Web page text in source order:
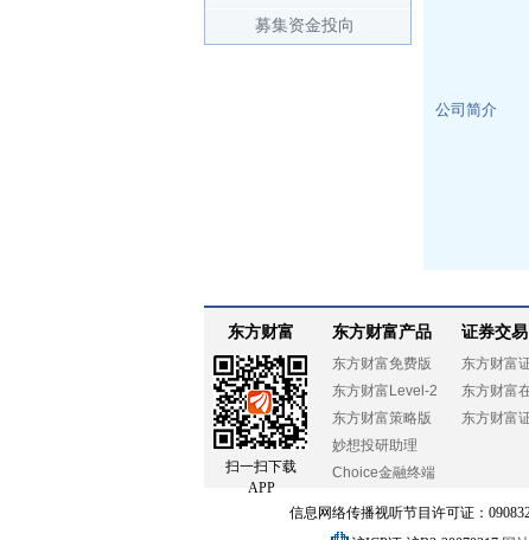
募集资金投向
公司简介
东方财富
扫一扫下载
APP
东方财富产品
东方财富免费版
东方财富Level-2
东方财富策略版
妙想投研助理
Choice金融终端
证券交易
东方财富
东方财富
东方财富
信息网络传播视听节目许可证：